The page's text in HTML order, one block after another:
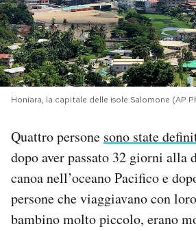
NEWSLETTER
I MIEI PREFERITI
CALENDARIO
AREA PERSONALE
Honiara, la capitale delle isole Salomone (AP
Quattro persone sono state
dopo aver passato 32 giorni alla
canoa nell’oceano Pacifico e
persone che viaggiavano con
bambino molto piccolo, erano